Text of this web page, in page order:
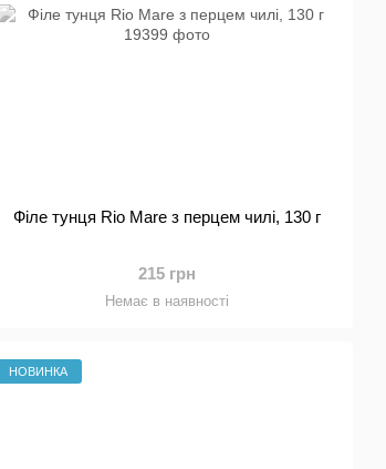
Філе тунця Rio Mare з перцем чилі, 130 г
215 грн
Немає в наявності
НОВИНКА